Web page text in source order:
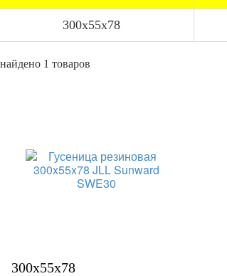
300x55x78
найдено 1 товаров
300x55x78